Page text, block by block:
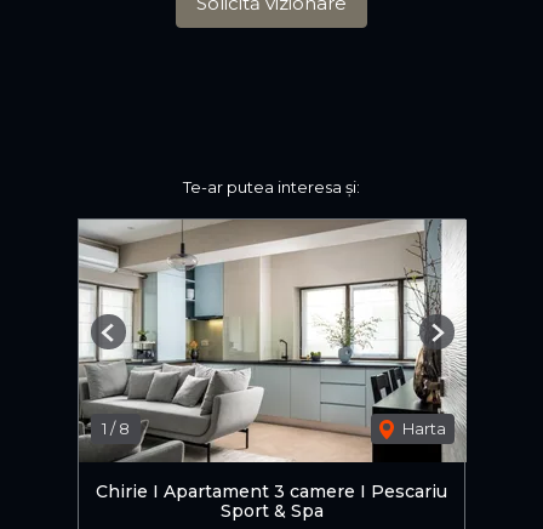
Te-ar putea interesa și:
1 /8 Harta
Previous Next
Chirie I Apartament 3 camere I Pescariu
Sport & Spa